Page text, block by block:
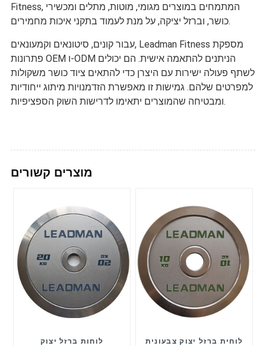
Fitness, המתמחים במוצרים מגומי, מוטות, מתלים ומכשירי
כושר, וברזל יציקה, על מנת לעמוד בתקני איכות מחמירים.
עבור קונים, סיטונאים וקמעונאים, Leadman Fitness מספקת
פתרונות OEM ו-ODM הניתנים להתאמה אישית. הם יכולים
לשתף פעולה ישירות עם היצרן כדי להתאים ציוד כושר משקולות
למפרטים שלהם. גמישות זו מאפשרת הזדמנויות מיתוג ייחודיות
ומבטיחה שהמוצרים יתאימו לדרישות השוק הספציפיות.
מוצרים קשורים
לוחות ברזל יצוק לוחית ברזל יצוק צבעונית